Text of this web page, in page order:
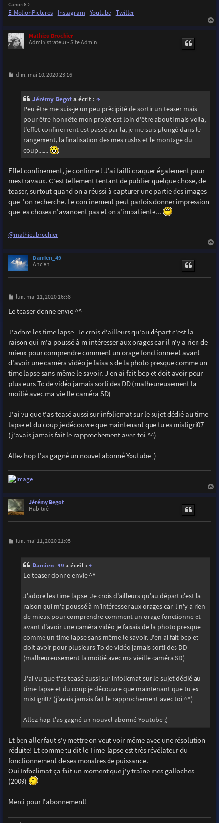
Canon 6D
E-MotionPictures- Instagram -Youtube-Twitter
Mathieu Brochier
Administrateur - Site Admin
M
dim. mai 10, 2020 23:16
Jérémy Begota écrit : ↑
Peu être me suis-je un peu précipité de sortir un teaser mais
pour être honnête mon projet est loin d'être abouti mais voila,
l'effet confinement est passé par la, je me suis plongé dans le
rangement, la finalisation des mes rushs et le montage du
coup.......
Effet confinement, je confirme ! J'ai failli craquer également pour
mes travaux. C'est tellement tentant de publier quelque chose, de
teaser, surtout quand on a réussi à capturer une partie des images
que l'on recherche. Le confinement peut parfois donner impression
que les choses n'avancent pas et on s'impatiente...
@mathieubrochier
Damien_49
Ancien
M
s
s
e
lun. mai 11, 2020 16:38
Le teaser donne envie ^^
J'adore les time lapse. Je crois d'ailleurs qu'au départ c'est la
raison qui m'a poussé à m’intéresser aux orages car il n'y a rien de
mieux pour comprendre comment un orage fonctionne et avant
d'avoir une caméra vidéo je faisais de la photo presque comme un
time lapse sans même le savoir. J'en ai fait bcp et doit avoir pour
plusieurs To de vidéo jamais sorti des DD (malheureusement la
moitié avec ma vieille caméra SD)
J'ai vu que t'as teasé aussi sur infolicmat sur le sujet dédié au time
lapse et du coup je découvre que maintenant que tu es mistigri07
(j'avais jamais fait le rapprochement avec toi ^^)
Allez hop t'as gagné un nouvel abonné Youtube ;)
Jérémy Begot
Habitué
Mlun. mai 11, 2020 21:05
Damien_49a écrit : ↑
Le teaser donne envie ^^
J'adore les time lapse. Je crois d'ailleurs qu'au départ c'est la
raison qui m'a poussé à m’intéresser aux orages car il n'y a rien
de mieux pour comprendre comment un orage fonctionne et
avant d'avoir une caméra vidéo je faisais de la photo presque
comme un time lapse sans même le savoir. J'en ai fait bcp et
doit avoir pour plusieurs To de vidéo jamais sorti des DD
(malheureusement la moitié avec ma vieille caméra SD)
J'ai vu que t'as teasé aussi sur infolicmat sur le sujet dédié au
time lapse et du coup je découvre que maintenant que tu es
mistigri07 (j'avais jamais fait le rapprochement avec toi ^^)
Allez hop t'as gagné un nouvel abonné Youtube ;)
Et ben aller faut s'y mettre on veut voir même avec une résolution
réduite! Et comme tu dit le Time-lapse est très révélateur du
fonctionnement de ses monstres de puissance.
Oui Infoclimat ça fait un moment que j'y traîne mes galloches
(2009)
Merci pour l'abonnement!